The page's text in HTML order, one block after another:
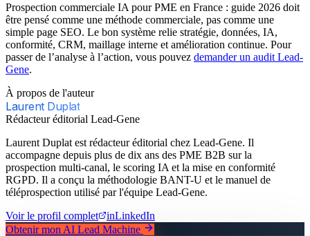
Prospection commerciale IA pour PME en France : guide 2026 doit
être pensé comme une méthode commerciale, pas comme une
simple page SEO. Le bon système relie stratégie, données, IA,
conformité, CRM, maillage interne et amélioration continue. Pour
passer de l’analyse à l’action, vous pouvez demander un audit Lead-
Gene.
À propos de l'auteur
Laurent Duplat
Rédacteur éditorial Lead-Gene
Laurent Duplat est rédacteur éditorial chez Lead-Gene. Il
accompagne depuis plus de dix ans des PME B2B sur la
prospection multi-canal, le scoring IA et la mise en conformité
RGPD. Il a conçu la méthodologie BANT-U et le manuel de
téléprospection utilisé par l'équipe Lead-Gene.
Voir le profil complet
inLinkedIn
Obtenir mon AI Lead Machine